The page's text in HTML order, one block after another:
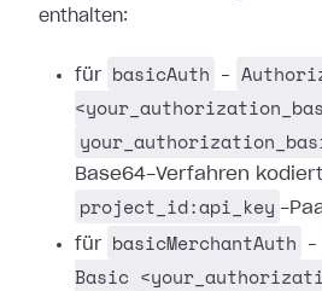
enthalten:
für basicAuth –
Base64-Verfahren
project_id:api_key -
für basicMerchantAuth –
Basic